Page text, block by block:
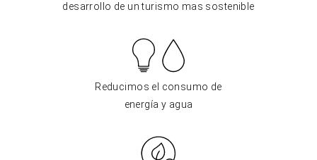
desarrollo de un turismo mas sostenible
Reducimos el consumo de
energía y agua